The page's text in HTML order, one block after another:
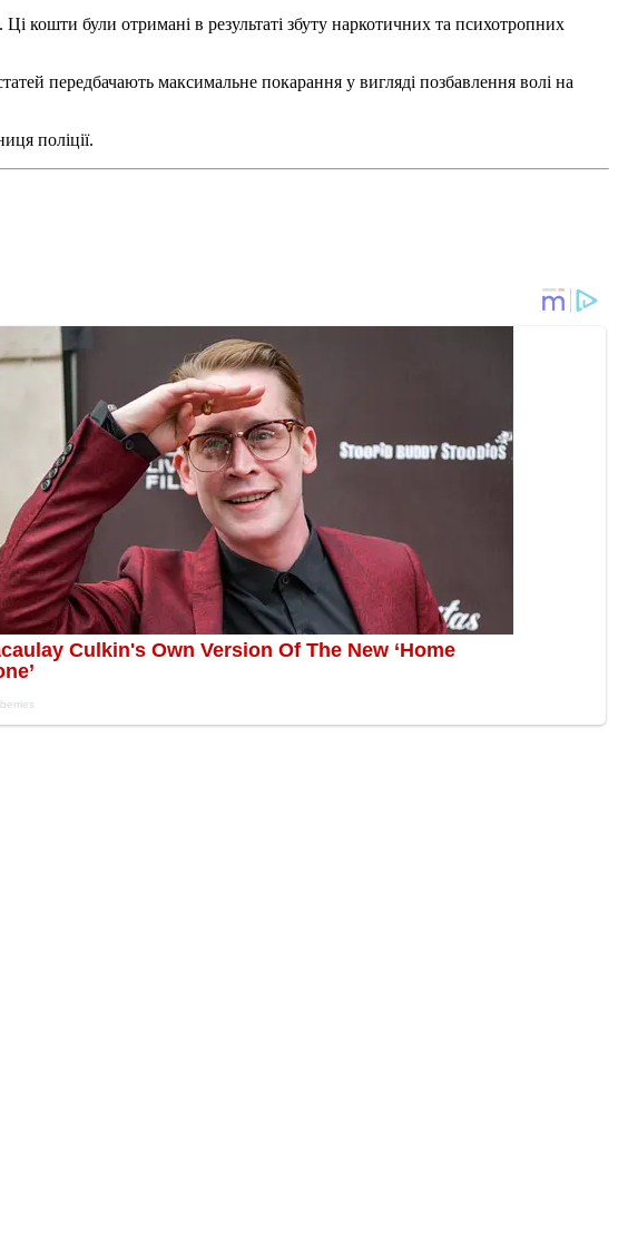
кошти були отримані в результаті збуту наркотичних та психотропних
передбачають максимальне покарання у вигляді позбавлення волі на
поліції.